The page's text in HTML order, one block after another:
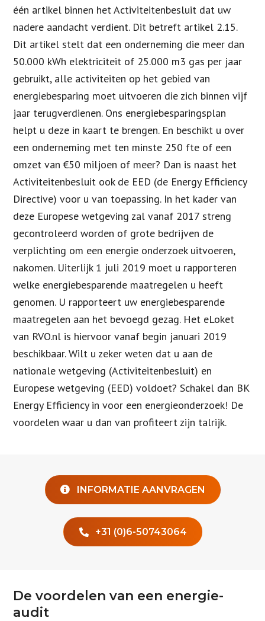
één artikel binnen het Activiteitenbesluit dat uw
nadere aandacht verdient. Dit betreft artikel 2.15.
Dit artikel stelt dat een onderneming die meer dan
50.000 kWh elektriciteit of 25.000 m3 gas per jaar
gebruikt, alle activiteiten op het gebied van
energiebesparing moet uitvoeren die zich binnen vijf
jaar terugverdienen. Ons energiebesparingsplan
helpt u deze in kaart te brengen. En beschikt u over
een onderneming met ten minste 250 fte of een
omzet van €50 miljoen of meer? Dan is naast het
Activiteitenbesluit ook de EED (de Energy Efficiency
Directive) voor u van toepassing. In het kader van
deze Europese wetgeving zal vanaf 2017 streng
gecontroleerd worden of grote bedrijven de
verplichting om een energie onderzoek uitvoeren,
nakomen. Uiterlijk 1 juli 2019 moet u rapporteren
welke energiebesparende maatregelen u heeft
genomen. U rapporteert uw energiebesparende
maatregelen aan het bevoegd gezag. Het eLoket
van RVO.nl is hiervoor vanaf begin januari 2019
beschikbaar. Wilt u zeker weten dat u aan de
nationale wetgeving (Activiteitenbesluit) en
Europese wetgeving (EED) voldoet? Schakel dan BK
Energy Efficiency in voor een energieonderzoek! De
voordelen waar u dan van profiteert zijn talrijk.
INFORMATIE AANVRAGEN
+31 (0)6-50743064
De voordelen van een energie-
audit